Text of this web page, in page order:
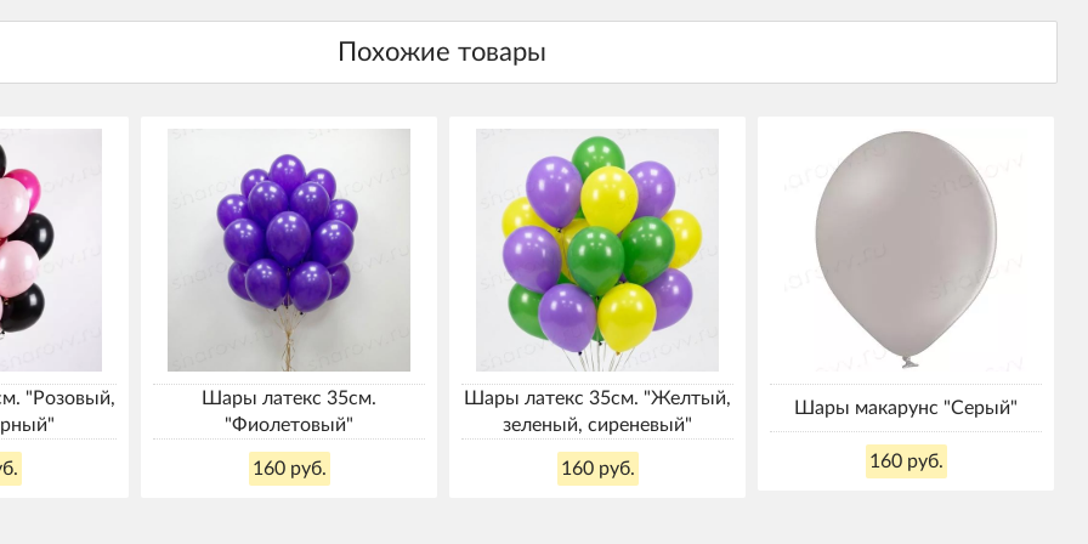
"Розовый,
Шары латекс 35см.
"Фиолетовый"
160 руб.
Шары латекс 35см. "Желтый,
зеленый, сиреневый"
160 руб.
Шары макарунс "Серый"
160 руб.